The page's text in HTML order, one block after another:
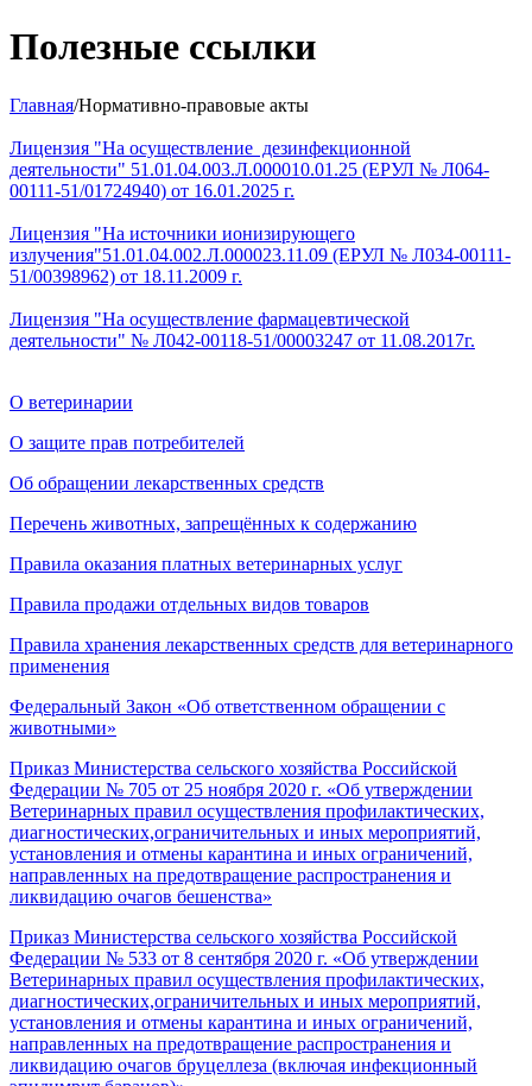
Полезные ссылки
Главная/Нормативно-правовые акты
Лицензия "На осуществление дезинфекционной
деятельности" 51.01.04.003.Л.000010.01.25 (ЕРУЛ № Л064-
00111-51/01724940) от 16.01.2025 г.
Лицензия "На источники ионизирующего
излучения"51.01.04.002.Л.000023.11.09 (ЕРУЛ № Л034-00111-
51/00398962) от 18.11.2009 г.
Лицензия "На осуществление фармацевтической
деятельности" № Л042-00118-51/00003247 от 11.08.2017г.
О ветеринарии
О защите прав потребителей
Об обращении лекарственных средств
Перечень животных, запрещённых к содержанию
Правила оказания платных ветеринарных услуг
Правила продажи отдельных видов товаров
Правила хранения лекарственных средств для ветеринарного
применения
Федеральный Закон «Об ответственном обращении с
животными»
Приказ Министерства сельского хозяйства Российской
Федерации № 705 от 25 ноября 2020 г. «Об утверждении
Ветеринарных правил осуществления профилактических,
диагностических,ограничительных и иных мероприятий,
установления и отмены карантина и иных ограничений,
направленных на предотвращение распространения и
ликвидацию очагов бешенства»
Приказ Министерства сельского хозяйства Российской
Федерации № 533 от 8 сентября 2020 г. «Об утверждении
Ветеринарных правил осуществления профилактических,
диагностических,ограничительных и иных мероприятий,
установления и отмены карантина и иных ограничений,
направленных на предотвращение распространения и
ликвидацию очагов бруцеллеза (включая инфекционный